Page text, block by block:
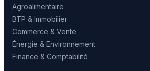
Agroalimentaire
BTP & Immobilier
Commerce & Vente
Énergie & Environnement
Finance & Comptabilité